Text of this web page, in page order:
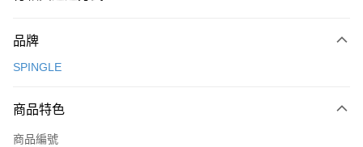
信用卡一次付款
LINE Pay
Apple Pay
品牌
SPINGLE
商品特色
商品編號